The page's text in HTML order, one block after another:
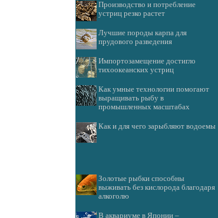
Производство и потребление
устриц резко растет
Лучшие породы карпа для
прудового разведения
Импортозамещение достигло
тихоокеанских устриц
Как умные технологии помогают
выращивать рыбу в
промышленных масштабах
Как и для чего зарыбляют водоемы
Золотые рыбки способны
выживать без кислорода благодаря
алкоголю
В аквариуме в Японии –